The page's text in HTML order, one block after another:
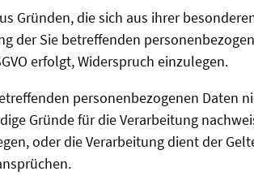
Gründen, die sich aus ihrer
der Sie betreffenden
erfolgt, Widerspruch einzulegen.
personenbezogenen Daten
Gründe für die Verarbeitung
oder die Verarbeitung dient der